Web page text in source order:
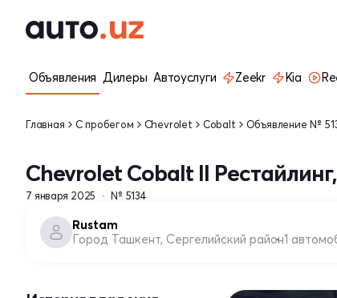
Объявления Дилеры Автоуслуги Zeekr Kia
Главная С пробегом Chevrolet Cobalt Объявление №
Chevrolet Cobalt II
7 января 2025 № 5134
Rustam
Город Ташкент, Сергелийский район1